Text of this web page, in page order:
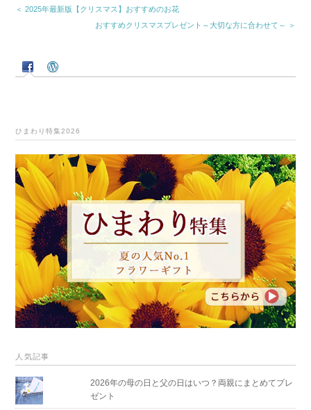
＜ 2025年最新版【クリスマス】おすすめのお花
おすすめクリスマスプレゼント～大切な方に合わせて～ ＞
ひまわり特集2026
人気記事
2026年の母の日と父の日はいつ？両親にまとめてプレ
ゼント